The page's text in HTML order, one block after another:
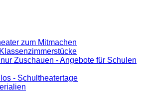
zum Mitmachen
Zuschauen - Angebote für Schulen
- Schultheatertage